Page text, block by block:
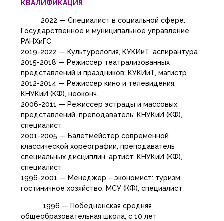
КВАЛИФИКАЦИЯ
2022 — Специалист в социальной сфере.
Государственное и муниципальное управление,
РАНХиГС
2019-2022 — Культурология, КУКИиТ, аспирантура
2015-2018 — Режиссер театрализованных
представлений и праздников; КУКИиТ, магистр
2012-2014 — Режиссер кино и телевидения;
КНУКиИ (КФ), неоконч.
2006-2011 — Режиссер эстрады и массовых
представлений, преподаватель; КНУКиИ (КФ),
специалист
2001-2005 — Балетмейстер современной
классической хореографии, преподаватель
специальных дисциплин, артист; КНУКиИ (КФ),
специалист
1996-2001 — Менеджер – экономист: туризм,
гостиничное хозяйство; МСУ (КФ), специалист
1996 — Победненская средняя
общеобразовательная школа, с 10 лет